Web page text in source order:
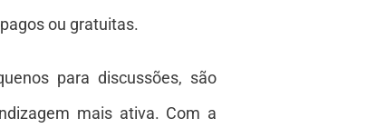
ou gratuitas.
para discussões, são
mais ativa. Com a